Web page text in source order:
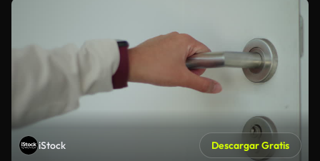
iStock Descargar Gratis